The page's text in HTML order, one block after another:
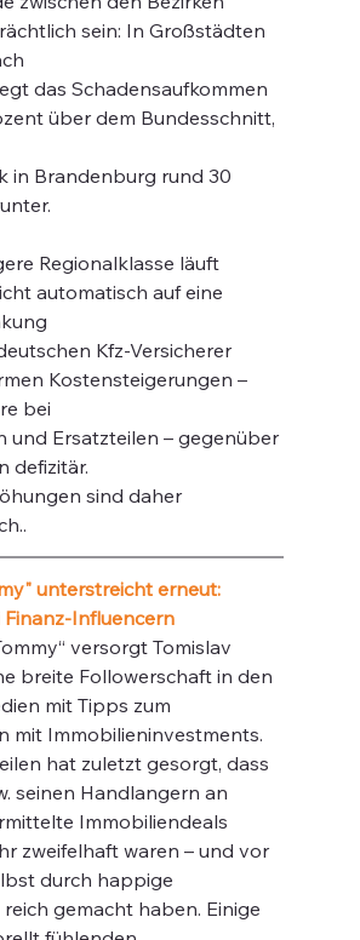
sein: In Großstädten
das Schadensaufkommen
über dem Bundesschnitt,
in Brandenburg rund 30
Regionalklasse läuft
automatisch auf eine
Kfz-Versicherer
Kostensteigerungen –
bei
und Ersatzteilen – gegenüber
defizitär.
sind daher
unterstreicht erneut:
Influencern
versorgt Tomislav
breite Followerschaft in den
mit Tipps zum
mit Immobilieninvestments.
hat zuletzt gesorgt, dass
seinen Handlangern an
Immobiliendeals
zweifelhaft waren – und vor
durch happige
gemacht haben. Einige